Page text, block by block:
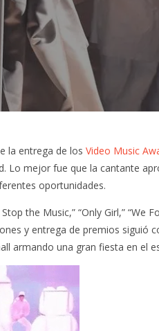
la entrega de los Video Music
Lo mejor fue que la cantante
oportunidades.
the Music,” “Only Girl,” “We
y entrega de premios siguió
armando una gran fiesta en el